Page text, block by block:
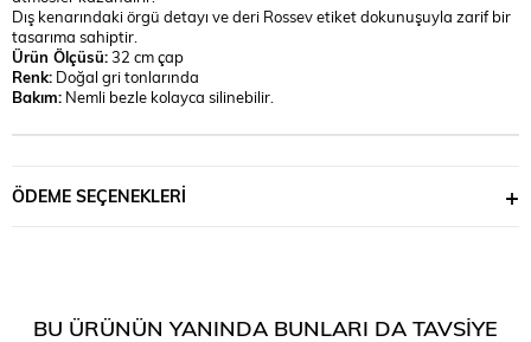
Dış kenarındaki örgü detayı ve deri Rossev etiket dokunuşuyla zarif bir
tasarıma sahiptir.
Ürün Ölçüsü:32 cm çap
Renk: Doğal gri tonlarında
Bakım: Nemli bezle kolayca silinebilir.
ÖDEME SEÇENEKLERI
BU ÜRÜNÜN YANINDA BUNLARI DA TAVSIYE